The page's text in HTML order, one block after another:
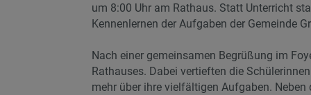
um 8:00 Uhr am Rathaus. Statt Unterricht
Kennenlernen der Aufgaben der Gemeinde
Nach einer gemeinsamen Begrüßung im
Rathauses. Dabei vertieften die
mehr über ihre vielfältigen Aufgaben.